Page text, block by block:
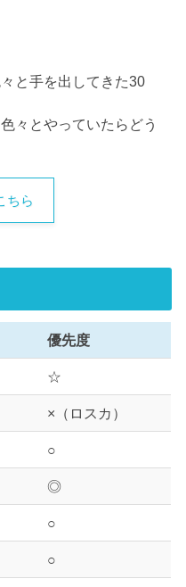
と手を出してきた30
々とやっていたらどう
ちら
優先度
☆
×（ロスカ）
○
◎
○
○